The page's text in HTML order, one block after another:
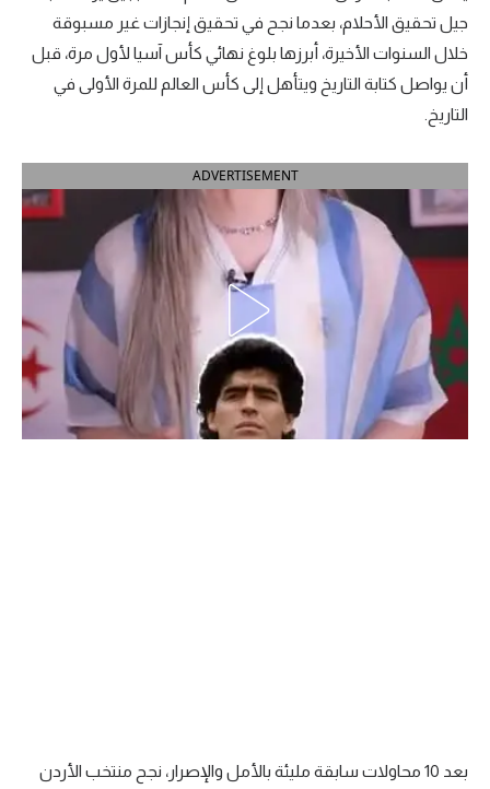
الدوري الإسباني
الدوري الإيطالي
الدوري الفرنسي
الدوري السعودي للمحترفين
دوري أبطال أوروبا
دوري أبطال إفريقيا
كل البطولات
جيل تحقيق الأحلام، بعدما نجح في تحقيق إنجازات غير مسبوقة
خلال السنوات الأخيرة، أبرزها بلوغ نهائي كأس آسيا لأول مرة، قبل
أن يواصل كتابة التاريخ ويتأهل إلى كأس العالم للمرة الأولى في
التاريخ.
ADVERTISEMENT
بعد 10 محاولات سابقة مليئة بالأمل والإصرار، نجح منتخب الأردن